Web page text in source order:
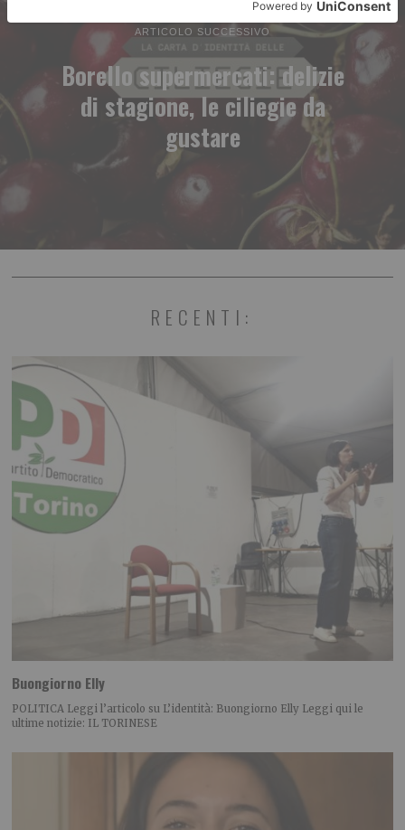
ARTICOLO SUCCESSIVO
Borello supermercati: delizie
di stagione, le ciliegie da
gustare
RECENTI:
Buongiorno Elly
POLITICA Leggi l’articolo su L’identità: Buongiorno Elly Leggi qui le
ultime notizie: IL TORINESE